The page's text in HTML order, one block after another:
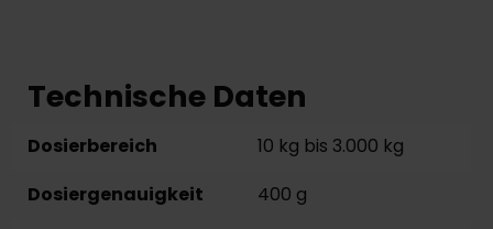
Technische Daten
Dosierbereich
10 kg bis 3.000 kg
Dosiergenauigkeit
400 g